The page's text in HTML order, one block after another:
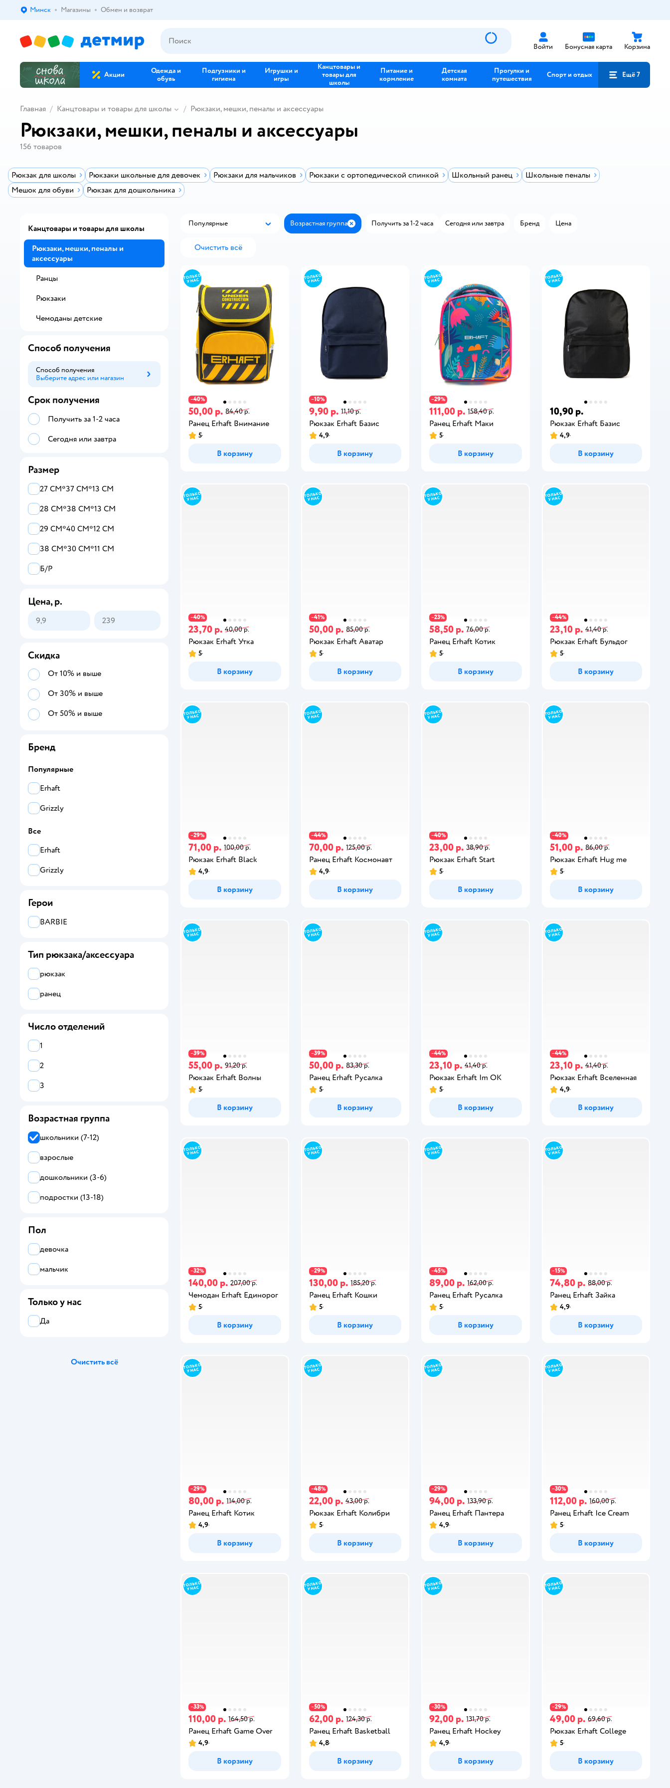
Выбор адреса доставки.
Минск Магазины Обмен и возврат
Войти Бонусная карта Корзина
Акции
Одежда и
обувь
Подгузники и
гигиена
Игрушки и
игры
Канцтовары и
товары для
школы
Питание и
кормление
Детская
комната
Прогулки и
путешествия
Спорт и отдых Ещё 7
Главная Канцтовары и товары для школы Рюкзаки, мешки, пеналы и аксессуары
Рюкзаки, мешки, пеналы и аксессуары
156 товаров
Рюкзак для школы Рюкзаки школьные для девочек Рюкзаки для мальчиков Рюкзаки с ортопедической спинкой Школьный ранец
Школьные пеналы
Мешок для обуви
Рюкзак для дошкольника
Популярные
Популярные Возрастная группа ЗакрытьПолучить за 1-2 часа Сегодня или завтра Бренд Цена
Очистить всё
−40%
50,00 р. 84,40 р.
Ранец Erhaft Внимание
5
В корзину
−10%
9,90 р. 11,10 р.
Рюкзак Erhaft Базис
4,9
В корзину
−29%
111,00 р. 158,40 р.
Ранец Erhaft Маки
5
В корзину
10,90 р.
Рюкзак Erhaft Базис
4,9
В корзину
−40%
23,70 р. 40,00 р.
Рюкзак Erhaft Утка
5
В корзину
−41 %
50,00 р. 85,00 р.
Рюкзак Erhaft Аватар
5
В корзину
−23%
58,50 р. 76,00 р.
Ранец Erhaft Котик
5
В корзину
−44%
23,10 р. 41,40 р.
Рюкзак Erhaft Бульдог
5
В корзину
−29%
71,00 р. 100,00 р.
Рюкзак Erhaft Black
4,9
В корзину
−44%
70,00 р. 125,00 р.
Ранец Erhaft Космонавт
4,9
В корзину
−40%
23,00 р. 38,90 р.
Рюкзак Erhaft Start
5
В корзину
−40%
51,00 р. 86,00 р.
Рюкзак Erhaft Hug me
5
В корзину
−39%
55,00 р. 91,20 р.
Рюкзак Erhaft Волны
5
В корзину
−39%
50,00 р. 83,30 р.
Ранец Erhaft Русалка
5
В корзину
−44%
23,10 р. 41,40 р.
Рюкзак Erhaft Im OK
5
В корзину
−44%
23,10 р. 41,40 р.
Рюкзак Erhaft Вселенная
4,9
В корзину
−32%
140,00 р. 207,00 р.
Чемодан Erhaft Единорог
5
В корзину
−29%
130,00 р. 185,20 р.
Ранец Erhaft Кошки
5
В корзину
−45%
89,00 р. 162,00 р.
Ранец Erhaft Русалка
5
В корзину
−15%
74,80 р. 88,00 р.
Ранец Erhaft Зайка
4,9
В корзину
−29%
80,00 р. 114,00 р.
Ранец Erhaft Котик
4,9
В корзину
−48%
22,00 р. 43,00 р.
Рюкзак Erhaft Колибри
5
В корзину
−29%
94,00 р. 133,90 р.
Ранец Erhaft Пантера
4,9
В корзину
−30%
112,00 р. 160,00 р.
Ранец Erhaft Ice Cream
5
В корзину
−33%
110,00 р. 164,50 р.
Ранец Erhaft Game Over
4,9
В корзину
−50%
62,00 р. 124,30 р.
Ранец Erhaft Basketball
4,8
В корзину
−30%
92,00 р. 131,70 р.
Ранец Erhaft Hockey
4,9
В корзину
−29%
49,00 р. 69,60 р.
Рюкзак Erhaft College
5
В корзину
Канцтовары и товары для школы
Рюкзаки, мешки, пеналы и
аксессуары
Ранцы
Рюкзаки
Чемоданы детские
Способ получения
Способ получения
Выберите адрес или магазин
Способ получения
Срок получения
Получить за 1-2 часа
Сегодня или завтра
Размер
27 СМ*37 СМ*13 СМ
28 СМ*38 СМ*13 СМ
29 СМ*40 СМ*12 СМ
38 СМ*30 СМ*11 СМ
Б/Р
Цена, р.
Скидка
От 10% и выше
От 30% и выше
От 50% и выше
Бренд
Популярные
Erhaft
Grizzly
Все
Erhaft
Grizzly
Герои
BARBIE
Тип рюкзака/аксессуара
рюкзак
ранец
Число отделений
1
2
3
Возрастная группа
школьники (7-12)
взрослые
дошкольники (3-6)
подростки (13-18)
Пол
девочка
мальчик
Только у нас
Да
Очистить всё